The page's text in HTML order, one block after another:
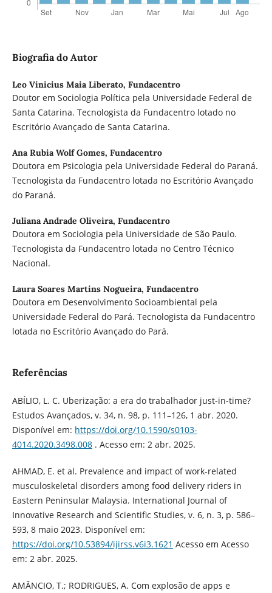
Biografia do Autor
Leo Vinicius Maia Liberato, Fundacentro
Doutor em Sociologia Política pela Universidade Federal de
Santa Catarina. Tecnologista da Fundacentro lotado no
Escritório Avançado de Santa Catarina.
Ana Rubia Wolf Gomes, Fundacentro
Doutora em Psicologia pela Universidade Federal do Paraná.
Tecnologista da Fundacentro lotada no Escritório Avançado
do Paraná.
Juliana Andrade Oliveira, Fundacentro
Doutora em Sociologia pela Universidade de São Paulo.
Tecnologista da Fundacentro lotada no Centro Técnico
Nacional.
Laura Soares Martins Nogueira, Fundacentro
Doutora em Desenvolvimento Socioambiental pela
Universidade Federal do Pará. Tecnologista da Fundacentro
lotada no Escritório Avançado do Pará.
Referências
ABÍLIO, L. C. Uberização: a era do trabalhador just-in-time?
Estudos Avançados, v. 34, n. 98, p. 111–126, 1 abr. 2020.
Disponível em: https://doi.org/10.1590/s0103-
4014.2020.3498.008. Acesso em: 2 abr. 2025.
AHMAD, E. et al. Prevalence and impact of work-related
musculoskeletal disorders among food delivery riders in
Eastern Peninsular Malaysia. International Journal of
Innovative Research and Scientific Studies, v. 6, n. 3, p. 586–
593, 8 maio 2023. Disponível em:
https://doi.org/10.53894/ijirss.v6i3.1621 Acesso em Acesso
em: 2 abr. 2025.
‌AMÂNCIO, T.; RODRIGUES, A. Com explosão de apps e